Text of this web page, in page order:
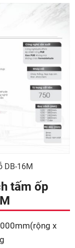
DB-16M
tấm ốp
x